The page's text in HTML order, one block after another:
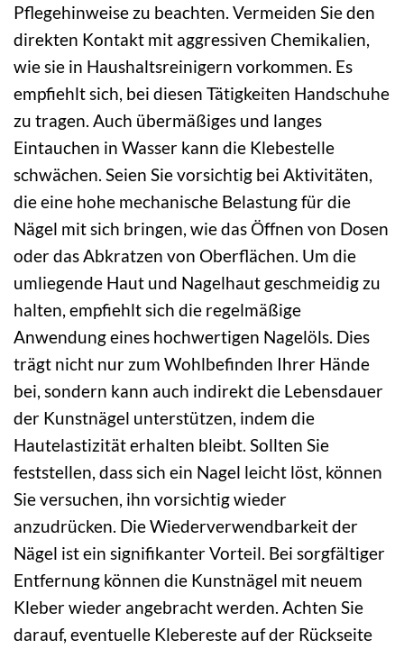
Pflegehinweise zu beachten. Vermeiden Sie den
direkten Kontakt mit aggressiven Chemikalien,
wie sie in Haushaltsreinigern vorkommen. Es
empfiehlt sich, bei diesen Tätigkeiten Handschuhe
zu tragen. Auch übermäßiges und langes
Eintauchen in Wasser kann die Klebestelle
schwächen. Seien Sie vorsichtig bei Aktivitäten,
die eine hohe mechanische Belastung für die
Nägel mit sich bringen, wie das Öffnen von Dosen
oder das Abkratzen von Oberflächen. Um die
umliegende Haut und Nagelhaut geschmeidig zu
halten, empfiehlt sich die regelmäßige
Anwendung eines hochwertigen Nagelöls. Dies
trägt nicht nur zum Wohlbefinden Ihrer Hände
bei, sondern kann auch indirekt die Lebensdauer
der Kunstnägel unterstützen, indem die
Hautelastizität erhalten bleibt. Sollten Sie
feststellen, dass sich ein Nagel leicht löst, können
Sie versuchen, ihn vorsichtig wieder
anzudrücken. Die Wiederverwendbarkeit der
Nägel ist ein signifikanter Vorteil. Bei sorgfältiger
Entfernung können die Kunstnägel mit neuem
Kleber wieder angebracht werden. Achten Sie
darauf, eventuelle Klebereste auf der Rückseite